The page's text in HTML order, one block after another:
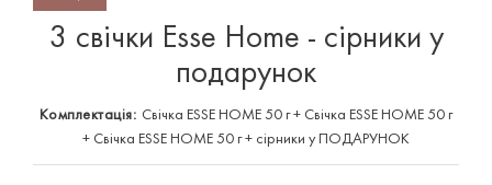
3 свічки Esse Home - сірники у
подарунок
Комплектація: Свічка ESSE HOME 50 г + Свічка ESSE HOME 50 г
+ Свічка ESSE HOME 50 г + сірники у ПОДАРУНОК